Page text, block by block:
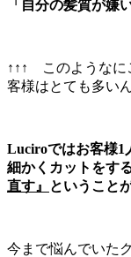
「自分の髪質が嫌
↑↑↑ このようなに
客様はとても多い
Luciroではお客様1
細かくカットをす
直す』
ということ
今まで悩んでいた